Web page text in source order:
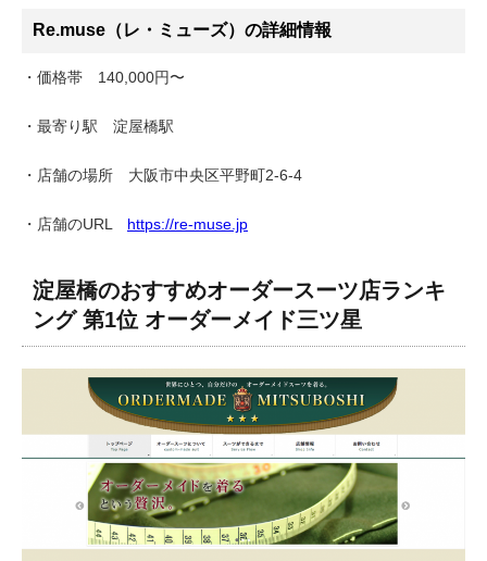
Re.muse（レ・ミューズ）の詳細情報
・価格帯 140,000円〜
・最寄り駅 淀屋橋駅
・店舗の場所 大阪市中央区平野町2-6-4
・店舗のURL https://re-muse.jp
淀屋橋のおすすめオーダースーツ店ランキ
ング 第1位 オーダーメイド三ツ星